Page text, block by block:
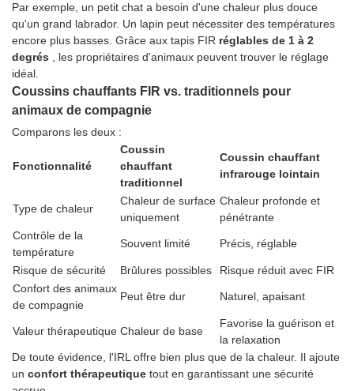
Par exemple, un petit chat a besoin d'une chaleur plus douce
qu'un grand labrador. Un lapin peut nécessiter des températures
encore plus basses. Grâce aux tapis FIR réglables de 1 à 2
degrés , les propriétaires d'animaux peuvent trouver le réglage
idéal.
Coussins chauffants FIR vs. traditionnels pour
animaux de compagnie
Comparons les deux :
Fonctionnalité
Coussin
chauffant
traditionnel
Coussin chauffant
infrarouge lointain
Type de chaleur
Chaleur de surface
uniquement
Chaleur profonde et
pénétrante
Contrôle de la
température
Souvent limité Précis, réglable
Risque de sécurité Brûlures possibles
Risque réduit avec FIR
Confort des animaux
de compagnie
Peut être dur Naturel, apaisant
Valeur thérapeutique Chaleur de base
Favorise la guérison et
la relaxation
De toute évidence, l'IRL offre bien plus que de la chaleur. Il ajoute
un confort thérapeutique tout en garantissant une sécurité